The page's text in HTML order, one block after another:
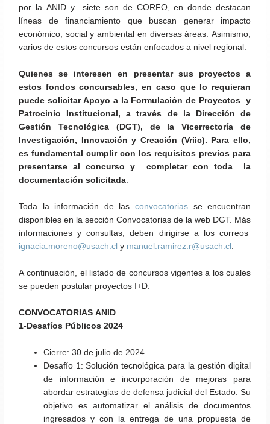
por la ANID y siete son de CORFO, en donde destacan
líneas de financiamiento que buscan generar impacto
económico, social y ambiental en diversas áreas. Asimismo,
varios de estos concursos están enfocados a nivel regional.
Quienes se interesen en presentar sus proyectos a
estos fondos concursables, en caso que lo requieran
puede solicitar Apoyo a la Formulación de Proyectos y
Patrocinio Institucional, a través de la Dirección de
Gestión Tecnológica (DGT), de la Vicerrectoría de
Investigación, Innovación y Creación (Vriic). Para ello,
es fundamental cumplir con los requisitos previos para
presentarse al concurso y completar con toda la
documentación solicitada.
Toda la información de lasconvocatorias se encuentran
disponibles en la sección Convocatorias de la web DGT. Más
informaciones y consultas, deben dirigirse a los correos
ignacia.moreno@usach.cl y manuel.ramirez.r@usach.cl
A continuación, el listado de concursos vigentes a los cuales
se pueden postular proyectos I+D.
CONVOCATORIAS ANID
1-Desafíos Públicos 2024
Cierre:30 de julio de 2024.
Desafío 1:Solución tecnológica para la gestión digital
de información e incorporación de mejoras para
abordar estrategias de defensa judicial del Estado . Su
objetivo es automatizar el análisis de documentos
ingresados y con la entrega de una propuesta de